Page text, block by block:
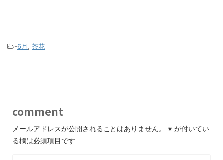
-6月 , 茶花
comment
メールアドレスが公開されることはありません。 ※ が付いてい
る欄は必須項目です